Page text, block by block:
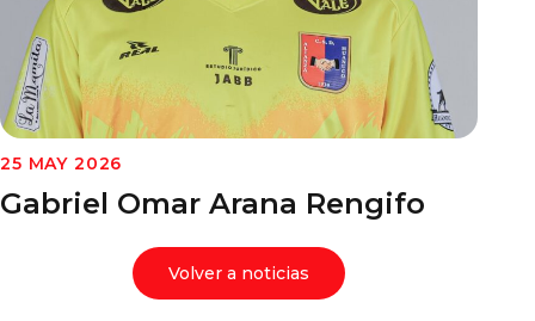
Noticias
Documentos
25 MAY 2026
Gabriel Omar Arana Rengifo
Volver a noticias